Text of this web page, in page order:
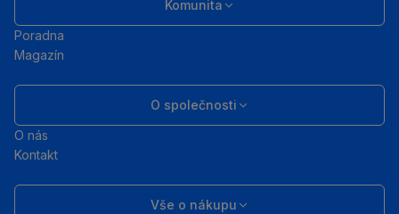
Komunita
Poradna
Magazín
O společnosti
O nás
Kontakt
Vše o nákupu